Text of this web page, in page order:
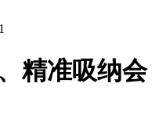
精准吸纳会